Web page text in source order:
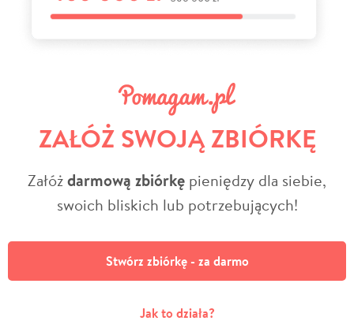
ZAŁÓŻ SWOJĄ ZBIÓRKĘ
Załóżdarmową zbiórkę pieniędzy dla siebie,
swoich bliskich lub potrzebujących!
Stwórz zbiórkę - za darmo
Jak to działa?